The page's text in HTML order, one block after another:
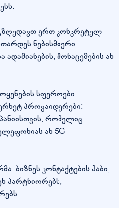
ერთ კონკრეტულ
ნებისმიერი
მონაცემების ან
სფეროები:
პროვაიდერები:
რომელიც
ან 5G
ბიზნეს კონტაქტების ჰაბი,
პარტნიორებს,